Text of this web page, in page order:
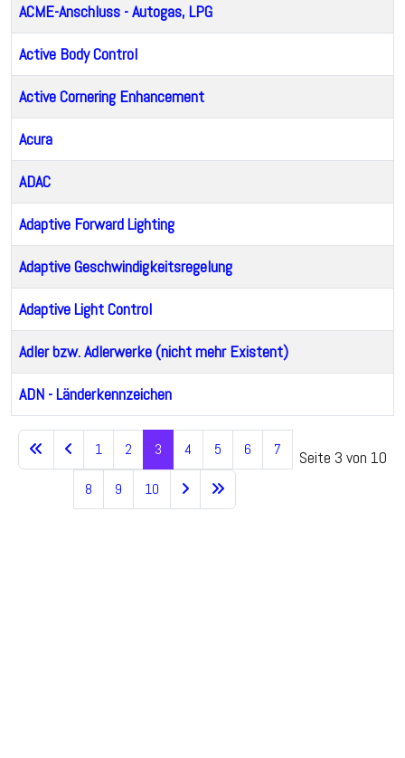
Beiträge
ACME-Anschluss - Autogas, LPG
Active Body Control
Active Cornering Enhancement
Acura
ADAC
Adaptive Forward Lighting
Adaptive Geschwindigkeitsregelung
Adaptive Light Control
Adler bzw. Adlerwerke (nicht mehr Existent)
ADN - Länderkennzeichen
Seite 3 von 10
1 2 3 4 5 6 7
8 9 10